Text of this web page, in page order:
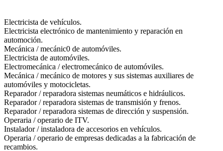
Electricista de vehículos.
Electricista electrónico de mantenimiento y reparación en
automoción.
Mecánica / mecánic0 de automóviles.
Electricista de automóviles.
Electromecánica / electromecánico de automóviles.
Mecánica / mecánico de motores y sus sistemas auxiliares de
automóviles y motocicletas.
Reparador / reparadora sistemas neumáticos e hidráulicos.
Reparador / reparadora sistemas de transmisión y frenos.
Reparador / reparadora sistemas de dirección y suspensión.
Operaria / operario de ITV.
Instalador / instaladora de accesorios en vehículos.
Operaria / operario de empresas dedicadas a la fabricación de
recambios.